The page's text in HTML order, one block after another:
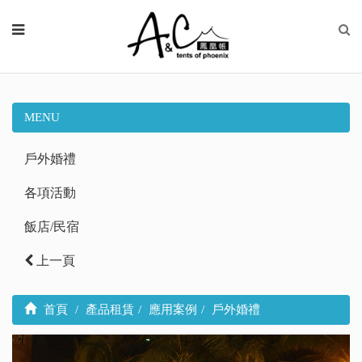
MENU
戶外婚禮
各項活動
飯店/民宿
上一頁
首頁 產品租賃 應用案例 戶外婚禮